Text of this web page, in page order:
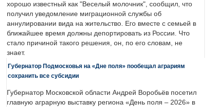
хорошо известный как "Веселый молочник", сообщил, что
получил уведомление миграционной службы об
аннулировании вида на жительство. Его вместе с семьей в
ближайшее время должны депортировать из России. Что
стало причиной такого решения, он, по его словам, не
знает.
Губернатор Подмосковья на «Дне поля» пообещал аграриям
сохранить все субсидии
Губернатор Московской области Андрей Воробьёв посетил
главную аграрную выставку региона «День поля – 2026» в